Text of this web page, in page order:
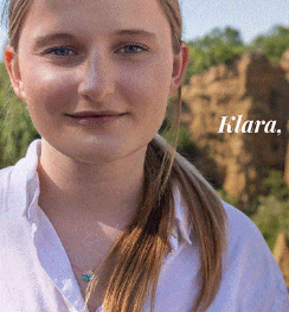
In vetrina 6 Agosto 2026
Gita di famiglia a
divertire i tuoi figli